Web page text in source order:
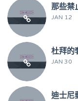
那些禁
JAN 12
杜拜的
JAN 30
迪士尼